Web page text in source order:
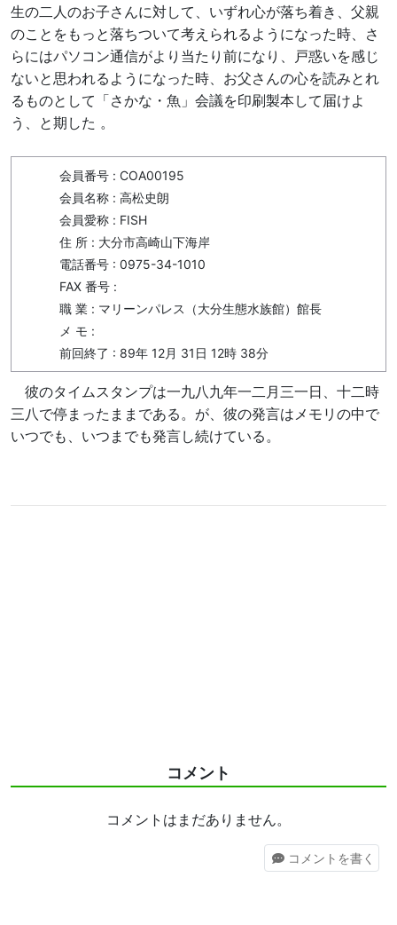
生の二人のお子さんに対して、いずれ心が落ち着き、父親
のことをもっと落ちついて考えられるようになった時、さ
らにはパソコン通信がより当たり前になり、戸惑いを感じ
ないと思われるようになった時、お父さんの心を読みとれ
るものとして「さかな・魚」会議を印刷製本して届けよ
う、と期した 。
会員番号 : COA00195
会員名称 : 高松史朗
会員愛称 : FISH
住 所 : 大分市高崎山下海岸
電話番号 : 0975-34-1010
FAX 番号 :
職 業 : マリーンパレス（大分生態水族館）館長
メ モ :
前回終了 : 89年 12月 31日 12時 38分
彼のタイムスタンプは一九八九年一二月三一日、十二時
三八で停まったままである。が、彼の発言はメモリの中で
いつでも、いつまでも発言し続けている。
コメント
コメントはまだありません。
コメント を書く